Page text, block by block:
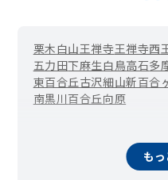
栗木白山王禅寺王禅寺西
五力田下麻生白鳥高石多
東百合丘古沢細山新百合
南黒川百合丘向原
も